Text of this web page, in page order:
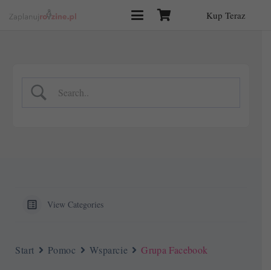
Kup Teraz
View Categories
Start Pomoc Wsparcie Grupa Facebook